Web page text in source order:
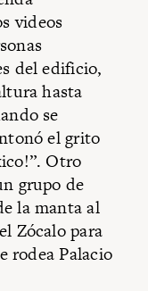
videos
del edificio,
hasta
se
el grito
Otro
grupo de
la manta al
Zócalo para
rodea Palacio